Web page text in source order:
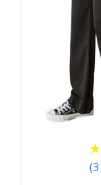
★
★
(3